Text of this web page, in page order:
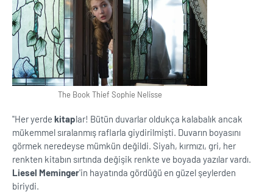
The Book Thief Sophie Nelisse
''Her yerde kitaplar! Bütün duvarlar oldukça kalabalık ancak
mükemmel sıralanmış raflarla giydirilmişti. Duvarın boyasını
görmek neredeyse mümkün değildi. Siyah, kırmızı, gri, her
renkten kitabın sırtında değişik renkte ve boyada yazılar vardı.
Liesel Meminger'in hayatında gördüğü en güzel şeylerden
biriydi.